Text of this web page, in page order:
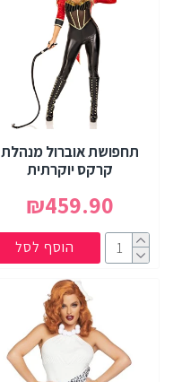
תחפושת אוברול מנהלת
קרקס יוקרתית
₪459.90
הוסף לסל